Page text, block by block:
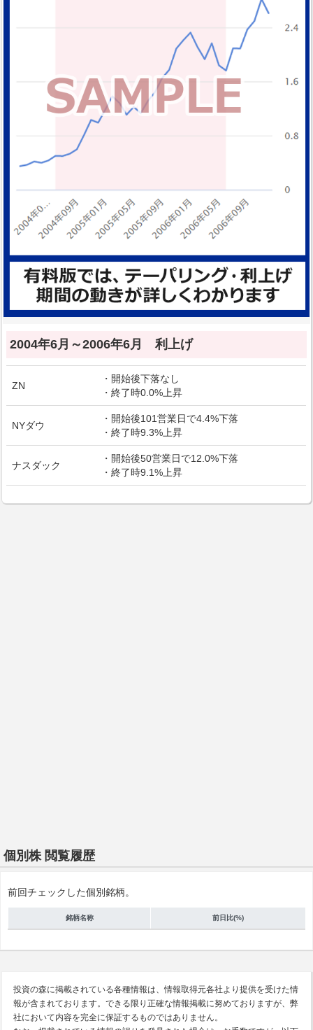
2004年6月～2006年6月 利上げ
ZN
・開始後下落なし
・終了時0.0%上昇
NYダウ
・開始後101営業日で4.4%下落
・終了時9.3%上昇
ナスダック
・開始後50営業日で12.0%下落
・終了時9.1%上昇
個別株 閲覧履歴
前回チェックした個別銘柄。
銘柄名称 前日比(%)
投資の森に掲載されている各種情報は、情報取得元各社より提供を受けた情
報が含まれております。できる限り正確な情報掲載に努めておりますが、弊
社において内容を完全に保証するものではありません。